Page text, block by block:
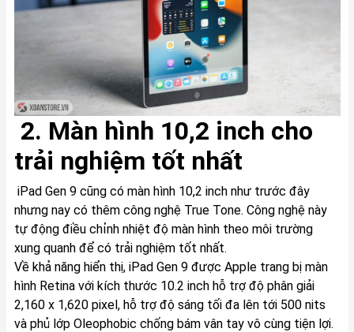
2. Màn hình 10,2 inch cho
trải nghiệm tốt nhất
iPad Gen 9 cũng có màn hình 10,2 inch như trước đây
nhưng nay có thêm công nghệ True Tone. Công nghệ này
tự động điều chỉnh nhiệt độ màn hình theo môi trường
xung quanh để có trải nghiệm tốt nhất.
Về khả năng hiển thị, iPad Gen 9 được Apple trang bị màn
hình Retina với kích thước 10.2 inch hỗ trợ độ phân giải
2,160 x 1,620 pixel, hỗ trợ độ sáng tối đa lên tới 500 nits
và phủ lớp Oleophobic chống bám vân tay vô cùng tiện lợi.